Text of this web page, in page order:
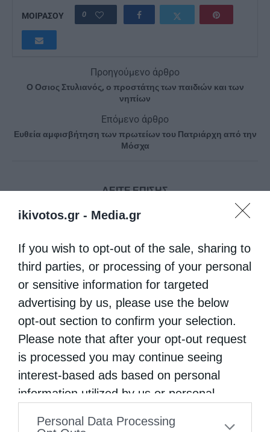
ikivotos.gr - Media.gr
If you wish to opt-out of the sale, sharing to
third parties, or processing of your personal
or sensitive information for targeted
advertising by us, please use the below
opt-out section to confirm your selection.
Please note that after your opt-out request
is processed you may continue seeing
interest-based ads based on personal
information utilized by us or personal
to your opt-out. You may separately opt-out
Personal Data Processing
ΜΟΙΡΑΣΟΥ 0
Προηγούμενο άρθρο
Ο Οσιος Στυλιανός, ο προστάτης των παιδιών και των
νηπίων
Επόμενο άρθρο
Ευθεία αμφισβήτηση των πρωτείων του Πατριάρχη από την
Μόσχα
ΔΕΙΤΕ ΕΠΙΣΗΣ
Δημητριάδος Ιγνάτιος: «Να φτάσουμε
προετοιμασμένοι στο Πάσχα του...